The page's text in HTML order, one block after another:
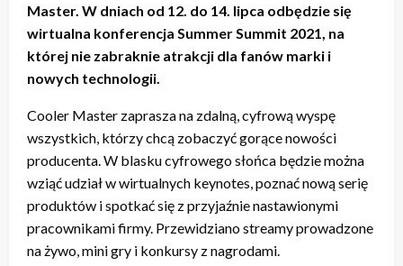
Master. W dniach od 12. do 14. lipca odbędzie się
wirtualna konferencja Summer Summit 2021, na
której nie zabraknie atrakcji dla fanów marki i
nowych technologii.
Cooler Master zaprasza na zdalną, cyfrową wyspę
wszystkich, którzy chcą zobaczyć gorące nowości
producenta. W blasku cyfrowego słońca będzie można
wziąć udział w wirtualnych keynotes, poznać nową serię
produktów i spotkać się z przyjaźnie nastawionymi
pracownikami firmy. Przewidziano streamy prowadzone
na żywo, mini gry i konkursy z nagrodami.